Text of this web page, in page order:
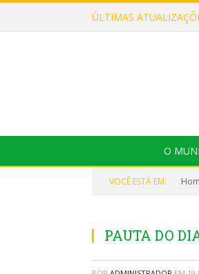
ÚLTIMAS
O
VOCÊ ESTÁ EM:
PAUTA DO